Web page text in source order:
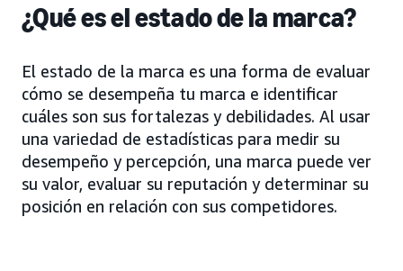
¿Qué es el estado de la marca?
El estado de la marca es una forma de evaluar
cómo se desempeña tu marca e identificar
cuáles son sus fortalezas y debilidades. Al usar
una variedad de estadísticas para medir su
desempeño y percepción, una marca puede ver
su valor, evaluar su reputación y determinar su
posición en relación con sus competidores.